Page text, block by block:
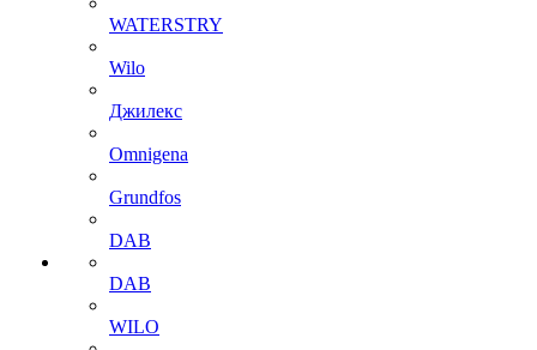
WATERSTRY
Wilo
Джилекс
Omnigena
Grundfos
DAB
DAB
WILO